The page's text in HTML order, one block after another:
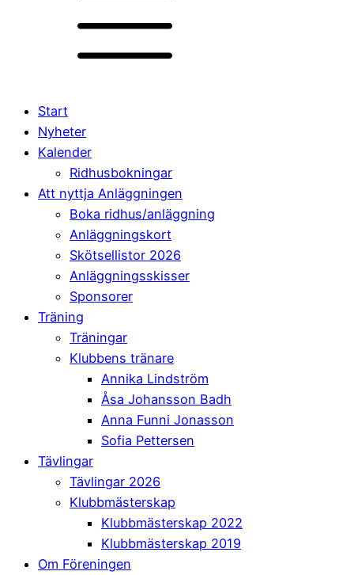
Start
Nyheter
Kalender
Ridhusbokningar
Att nyttja Anläggningen
Boka ridhus/anläggning
Anläggningskort
Skötsellistor 2026
Anläggningsskisser
Sponsorer
Träning
Träningar
Klubbens tränare
Annika Lindström
Åsa Johansson Badh
Anna Funni Jonasson
Sofia Pettersen
Tävlingar
Tävlingar 2026
Klubbmästerskap
Klubbmästerskap 2022
Klubbmästerskap 2019
Om Föreningen